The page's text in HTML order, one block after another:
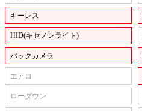
キーレス
HID(キセノンライト)
バックカメラ
エアロ
ローダウン